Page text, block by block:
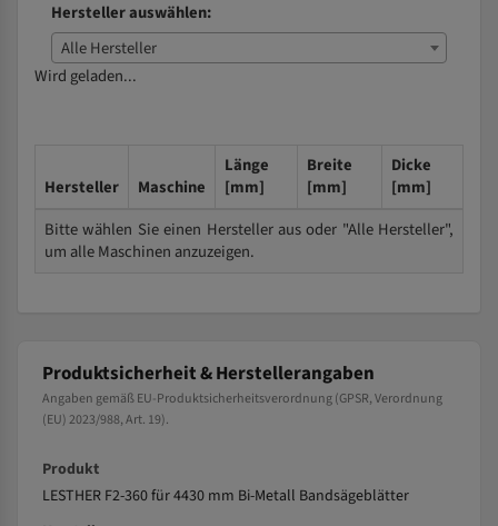
Hersteller auswählen:
Alle Hersteller
Wird geladen...
Hersteller Maschine
Länge
[mm]
Breite
[mm]
Dicke
[mm]
Bitte wählen Sie einen Hersteller aus oder "Alle Hersteller",
um alle Maschinen anzuzeigen.
Produktsicherheit & Herstellerangaben
Angaben gemäß EU-Produktsicherheitsverordnung (GPSR, Verordnung
(EU) 2023/988, Art. 19).
Produkt
LESTHER F2-360 für 4430 mm Bi-Metall Bandsägeblätter